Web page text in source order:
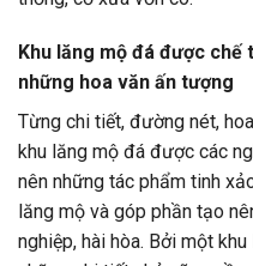
Khu lăng mộ đá được
những hoa văn ấn tượng
Từng chi tiết, đường nét,
khu lăng mộ đá được các
nên những tác phẩm tinh
lăng mộ và góp phần tạo
nghiệp, hài hòa. Bởi một